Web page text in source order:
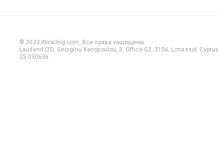
© 2023 iNsailing.com, Все права защищены.
Laudend LTD, Georgiou Xenopoulou, 3, Office G2, 3106, Limassol,
25 030696